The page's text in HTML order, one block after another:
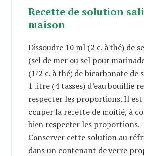
Recette de solution
maison
Dissoudre 10 ml (2 c. à thé) de
(sel de mer ou sel pour
(1/2 c. à thé) de bicarbonate de
1 litre (4 tasses) d’eau bouillie
respecter les proportions. Il est
couper la recette de moitié, à
bien respecter les proportions.
Conserver cette solution au
dans un contenant de verre